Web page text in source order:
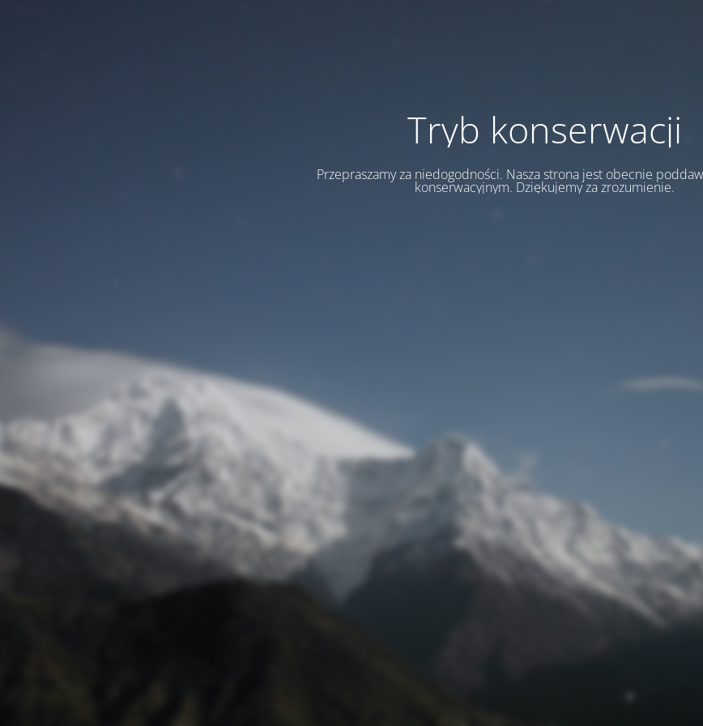
Tryb konserwacji
Przepraszamy za niedogodności. Nasza strona jest obecnie
konserwacyjnym. Dziękujemy za zrozumienie.